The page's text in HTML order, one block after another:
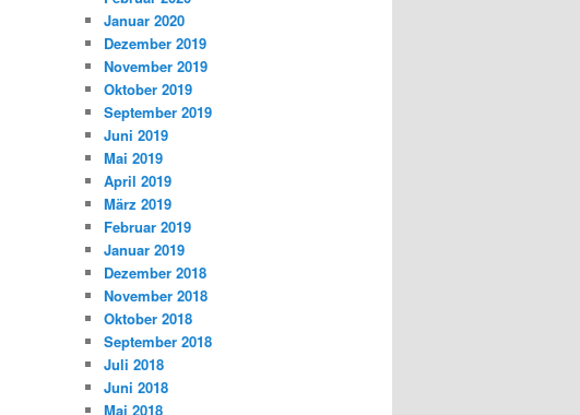
Januar 2020
Dezember 2019
November 2019
Oktober 2019
September 2019
Juni 2019
Mai 2019
April 2019
März 2019
Februar 2019
Januar 2019
Dezember 2018
November 2018
Oktober 2018
September 2018
Juli 2018
Juni 2018
Mai 2018